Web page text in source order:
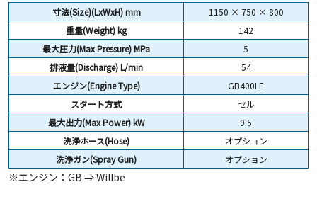
寸法(Size)(LxWxH) mm
1150 × 750 × 800
重量(Weight) kg
142
最大圧力(Max Pressure) MPa
5
排液量(Discharge) L/min
54
エンジン(Engine Type)
GB400LE
スタート方式
セル
最大出力(Max Power) kW
9.5
洗浄ホース(Hose)
オプション
洗浄ガン(Spray Gun)
オプション
※エンジン：GB ⇒ Willbe